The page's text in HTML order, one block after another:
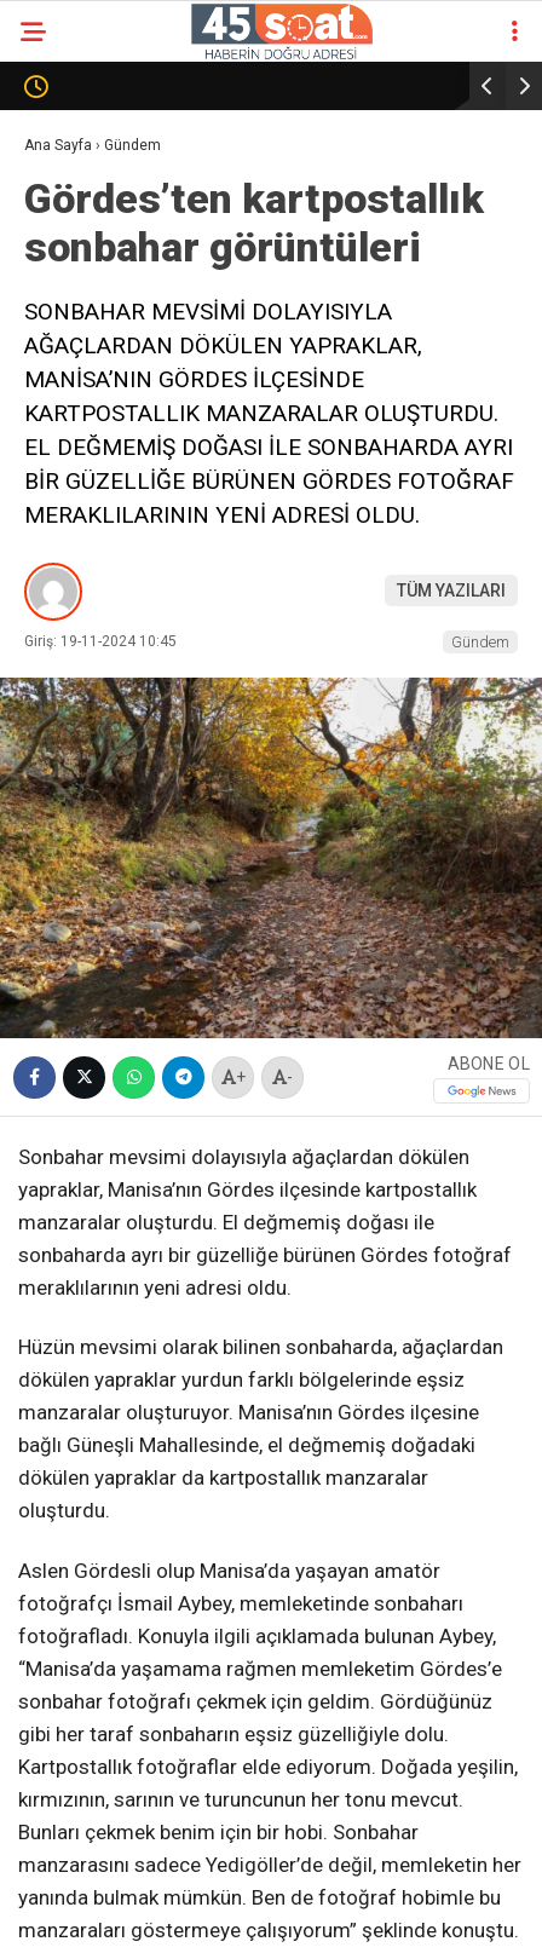
Ana Sayfa › Gündem
Gördes’ten kartpostallık
sonbahar görüntüleri
SONBAHAR MEVSİMİ DOLAYISIYLA
AĞAÇLARDAN DÖKÜLEN YAPRAKLAR,
MANİSA’NIN GÖRDES İLÇESİNDE
KARTPOSTALLIK MANZARALAR OLUŞTURDU.
EL DEĞMEMİŞ DOĞASI İLE SONBAHARDA AYRI
BİR GÜZELLİĞE BÜRÜNEN GÖRDES FOTOĞRAF
MERAKLILARININ YENİ ADRESİ OLDU.
TÜM YAZILARI
Giriş: 19-11-2024 10:45 Gündem
+ -
ABONE OL
Sonbahar mevsimi dolayısıyla ağaçlardan dökülen
yapraklar, Manisa’nın Gördes ilçesinde kartpostallık
manzaralar oluşturdu. El değmemiş doğası ile
sonbaharda ayrı bir güzelliğe bürünen Gördes fotoğraf
meraklılarının yeni adresi oldu.
Hüzün mevsimi olarak bilinen sonbaharda, ağaçlardan
dökülen yapraklar yurdun farklı bölgelerinde eşsiz
manzaralar oluşturuyor. Manisa’nın Gördes ilçesine
bağlı Güneşli Mahallesinde, el değmemiş doğadaki
dökülen yapraklar da kartpostallık manzaralar
oluşturdu.
Aslen Gördesli olup Manisa’da yaşayan amatör
fotoğrafçı İsmail Aybey, memleketinde sonbaharı
fotoğrafladı. Konuyla ilgili açıklamada bulunan Aybey,
“Manisa’da yaşamama rağmen memleketim Gördes’e
sonbahar fotoğrafı çekmek için geldim. Gördüğünüz
gibi her taraf sonbaharın eşsiz güzelliğiyle dolu.
Kartpostallık fotoğraflar elde ediyorum. Doğada yeşilin,
kırmızının, sarının ve turuncunun her tonu mevcut.
Bunları çekmek benim için bir hobi. Sonbahar
manzarasını sadece Yedigöller’de değil, memleketin her
yanında bulmak mümkün. Ben de fotoğraf hobimle bu
manzaraları göstermeye çalışıyorum” şeklinde konuştu.